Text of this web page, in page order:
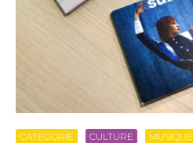
CATEGORIE CULTURE MUSIQUE